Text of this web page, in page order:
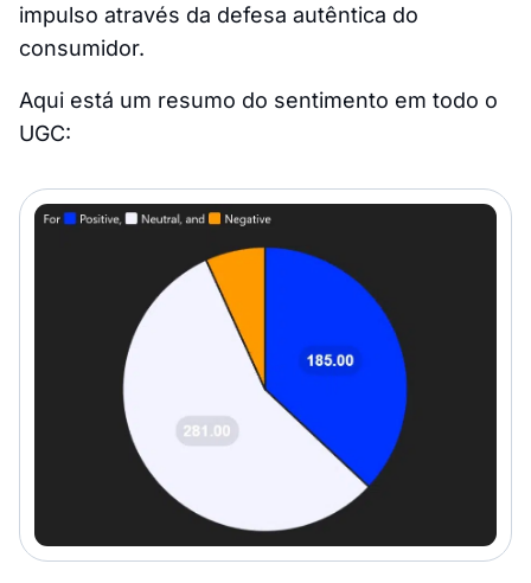
impulso através da defesa autêntica do
consumidor.
Aqui está um resumo do sentimento em todo o
UGC: